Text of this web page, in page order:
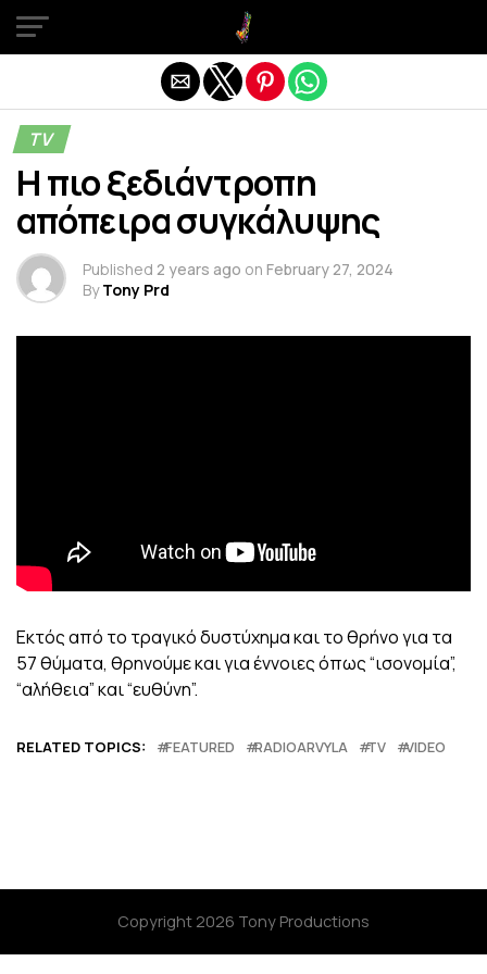
TV
Η πιο ξεδιάντροπη
απόπειρα συγκάλυψης
Published 2 years ago on February 27, 2024
By Tony Prd
Εκτός από το τραγικό δυστύχημα και το θρήνο για τα
57 θύματα, θρηνούμε και για έννοιες όπως “ισονομία”,
“αλήθεια” και “ευθύνη”.
RELATED TOPICS: FEATURED RADIOARVYLA TV VIDEO
Copyright 2026 Tony Productions
Exit mobile version